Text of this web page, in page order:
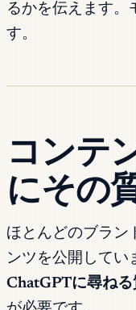
るかを伝えます。
す。
コンテ
にその
ほとんどのブラン
ンツを公開してい
ChatGPTに尋ね